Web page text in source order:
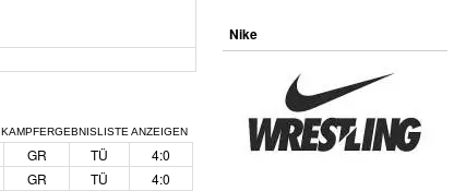
KAMPFERGEBNISLISTE ANZEIGEN
GR TÜ
4:0
GR TÜ
4:0
Nike